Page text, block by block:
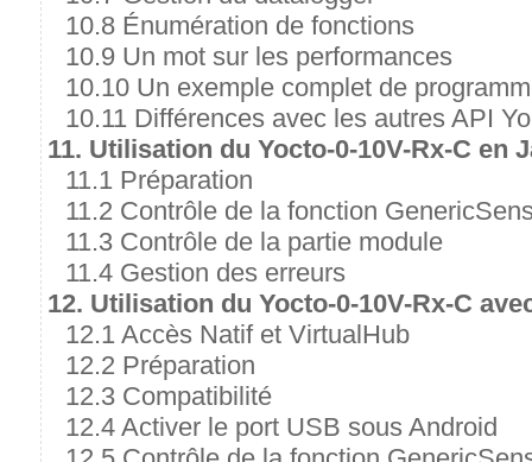
10.8 Énumération de fonctions
10.9 Un mot sur les performances
10.10 Un exemple complet de
10.11 Différences avec les autres API
11. Utilisation du Yocto-0-10V-Rx-C en
11.1 Préparation
11.2 Contrôle de la fonction
11.3 Contrôle de la partie module
11.4 Gestion des erreurs
12. Utilisation du Yocto-0-10V-Rx-C
12.1 Accès Natif et VirtualHub
12.2 Préparation
12.3 Compatibilité
12.4 Activer le port USB sous Android